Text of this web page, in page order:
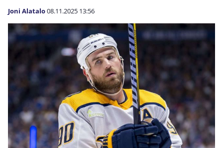
Joni Alatalo08.11.2025 13:56